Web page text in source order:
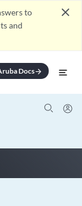
to
and
close
Docsarrow_forward